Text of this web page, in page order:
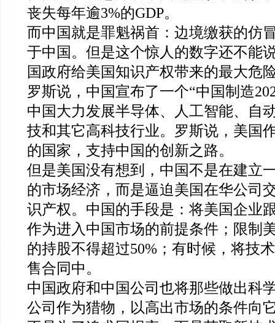
丧失每年逾3%的GDP。
而中国就是罪魁祸首：边境缴获的仿
于中国。但是这个惊人的数字还不能
国政府给美国知识产权带来的最大危
罗斯说，中国宣布了一个“中国制造
中国大力发展半导体、人工智能、自
技和其它高科技行业。罗斯说，美国
的国家，支持中国的创新之路。
但是美国没有想到，中国不是在建立
的市场经济，而是逼迫美国在华公司
识产权。中国的手段是：将美国企业
作为进入中国市场的前提条件；限制
的持股不得超过50%；有时候，将技
售合同中。
中国政府和中国公司也将那些做出科
公司作为猎物，以高出市场的条件向